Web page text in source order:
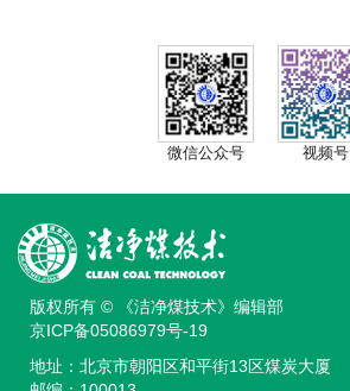
微信公众号 视频号
版权所有 © 《洁净煤技术》编辑部
京ICP备05086979号-19
地址：北京市朝阳区和平街13区煤炭大厦